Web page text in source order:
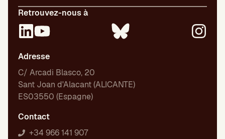
Retrouvez-nous à
Adresse
C/ Arcadi Blasco, 20
Sant Joan d'Alacant (ALICANTE)
ES03550 (Espagne)
Contact
+34 966 141 907